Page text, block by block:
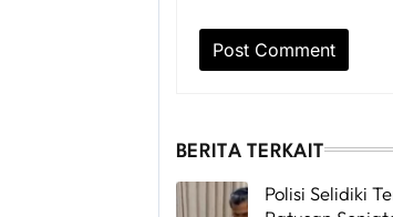
BERITA TERKAIT
Polisi Selidiki